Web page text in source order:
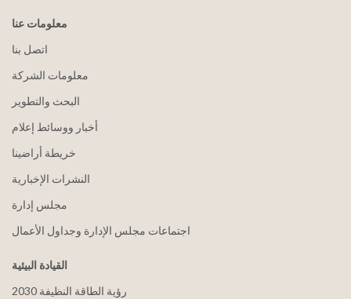
معلومات عنا
اتصل بنا
معلومات الشركة
البحث والتطوير
أخبار ووسائط إعلام
خريطة أراضينا
النشرات الإخبارية
مجلس إدارة
اجتماعات مجلس الإدارة وجداول الأعمال
القيادة البيئية
2030 رؤية الطاقة النظيفة